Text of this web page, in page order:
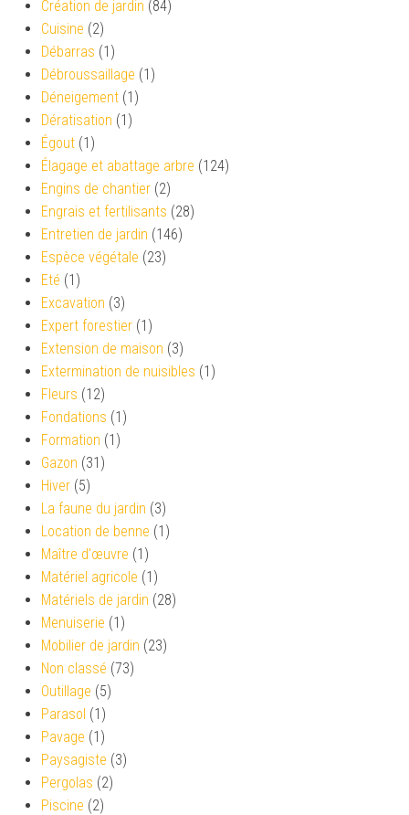
Création de jardin (84)
Cuisine (2)
Débarras (1)
Débroussaillage (1)
Déneigement (1)
Dératisation (1)
Égout (1)
Élagage et abattage arbre (124)
Engins de chantier (2)
Engrais et fertilisants (28)
Entretien de jardin (146)
Espèce végétale (23)
Eté (1)
Excavation (3)
Expert forestier (1)
Extension de maison (3)
Extermination de nuisibles (1)
Fleurs (12)
Fondations (1)
Formation (1)
Gazon (31)
Hiver (5)
La faune du jardin (3)
Location de benne (1)
Maître d'œuvre (1)
Matériel agricole (1)
Matériels de jardin (28)
Menuiserie (1)
Mobilier de jardin (23)
Non classé (73)
Outillage (5)
Parasol (1)
Pavage (1)
Paysagiste (3)
Pergolas (2)
Piscine (2)